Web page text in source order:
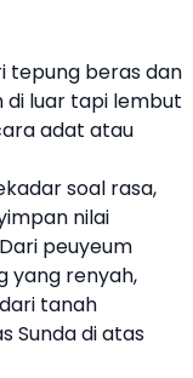
tepung beras dan
di luar tapi lembut
adat atau
soal rasa,
nilai
peuyeum
yang renyah,
tanah
Sunda di atas